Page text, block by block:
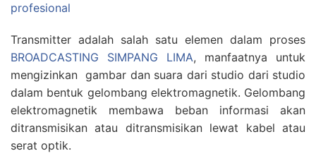
profesional
Transmitter adalah salah satu elemen dalam proses
BROADCASTING SIMPANG LIMA, manfaatnya untuk
mengizinkan gambar dan suara dari studio dari studio
dalam bentuk gelombang elektromagnetik. Gelombang
elektromagnetik membawa beban informasi akan
ditransmisikan atau ditransmisikan lewat kabel atau
serat optik.